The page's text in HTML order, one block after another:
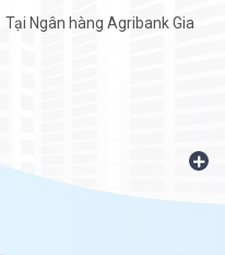
Ngân hàng Agribank Gia